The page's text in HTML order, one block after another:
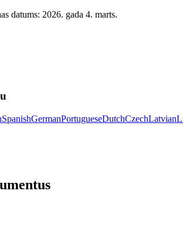
datums: 2026. gada 4. marts.
SpanishGermanPortugueseDutchCzechLatvian